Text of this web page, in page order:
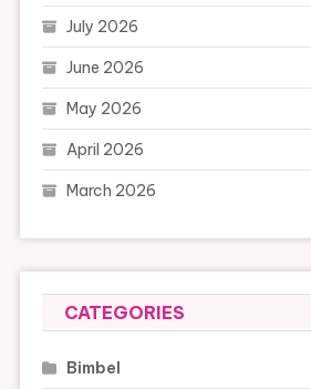
July 2026
June 2026
May 2026
April 2026
March 2026
CATEGORIES
Bimbel